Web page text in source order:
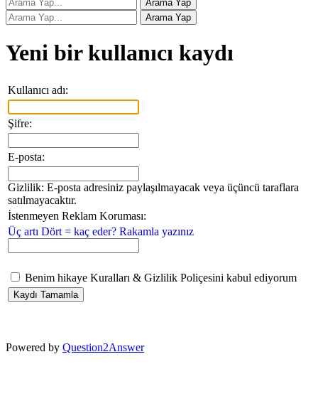
Yeni bir kullanıcı kaydı
Kullanıcı adı:
Şifre:
E-posta:
Gizlilik: E-posta adresiniz paylaşılmayacak veya üçüncü taraflara
satılmayacaktır.
İstenmeyen Reklam Koruması:
Üç artı Dört = kaç eder? Rakamla yazınız
Benim hikaye Kuralları & Gizlilik Poliçesini kabul ediyorum
Powered by Question2Answer